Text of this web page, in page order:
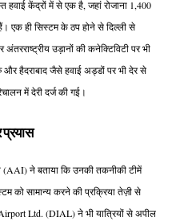
हवाई केंद्रों में से एक है, जहां रोजाना 1,400
एक ही सिस्टम के ठप होने से दिल्ली से
उड़ानों की कनेक्टिविटी पर भी
हैदराबाद जैसे हवाई अड्डों पर भी देर से
में देरी दर्ज की गई।
प्रयास
(AAI) ने बताया कि उनकी तकनीकी टीमें
को सामान्य करने की प्रक्रिया तेज़ी से
Ltd. (DIAL) ने भी यात्रियों से अपील